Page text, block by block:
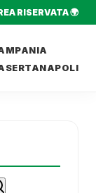
RISERVATA 🌍
NAPOLI